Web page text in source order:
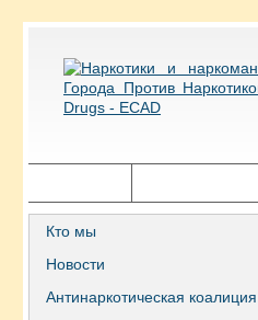
Кто мы
Новости
Антинаркотическая коалиция